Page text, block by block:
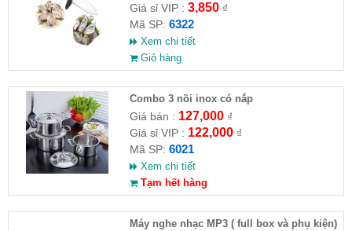
Giá sỉ VIP : 3,850₫
Mã SP: 6322
Xem chi tiết
Giỏ hàng
Combo 3 nồi inox có nắp
Giá bán : 127,000₫
Giá sỉ VIP : 122,000₫
Mã SP: 6021
Xem chi tiết
Tạm hết hàng
Máy nghe nhạc MP3 ( full box và phụ kiện)